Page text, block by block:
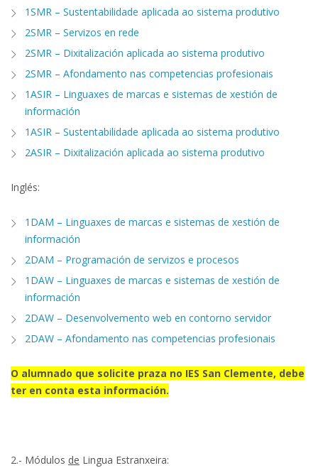
1SMR – Sustentabilidade aplicada ao sistema produtivo
2SMR – Servizos en rede
2SMR – Dixitalización aplicada ao sistema produtivo
2SMR – Afondamento nas competencias profesionais
1ASIR – Linguaxes de marcas e sistemas de xestión de
información
1ASIR – Sustentabilidade aplicada ao sistema produtivo
2ASIR – Dixitalización aplicada ao sistema produtivo
Inglés:
1DAM – Linguaxes de marcas e sistemas de xestión de
información
2DAM – Programación de servizos e procesos
1DAW – Linguaxes de marcas e sistemas de xestión de
información
2DAW – Desenvolvemento web en contorno servidor
2DAW – Afondamento nas competencias profesionais
O alumnado que solicite praza no IES San Clemente, debe
ter en conta esta información.
2.- Módulos de Lingua Estranxeira: